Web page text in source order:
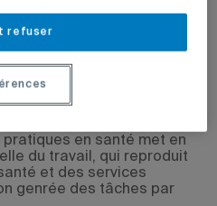
organisé par l’Université de
du 3 au 7 mai.
pratiques en santé met en
du travail, qui reproduit
et des services
genrée des tâches par
refuser